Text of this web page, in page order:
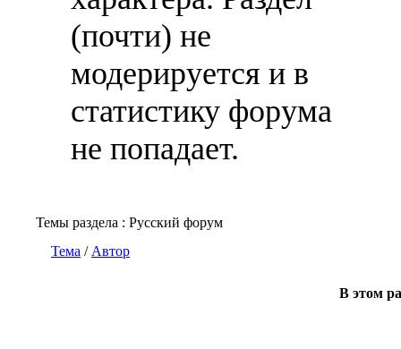
(почти) не
модерируется и в
статистику форума
не попадает.
Темы раздела : Русский форум
Тема / Автор
В этом